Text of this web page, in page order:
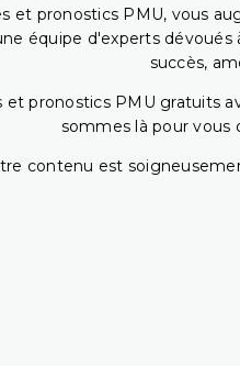
et pronostics PMU, vous
équipe d'experts
succès,
et pronostics PMU gratuits
sommes là pour vous
contenu est